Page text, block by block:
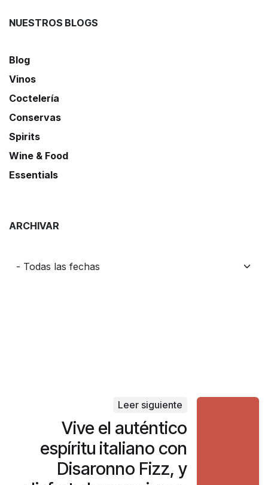
NUESTROS BLOGS
Blog
Vinos
Coctelería
Conservas
Spirits
Wine & Food
Essentials
ARCHIVAR
Leer siguiente
Vive el auténtico
espíritu italiano con
Disaronno Fizz, y